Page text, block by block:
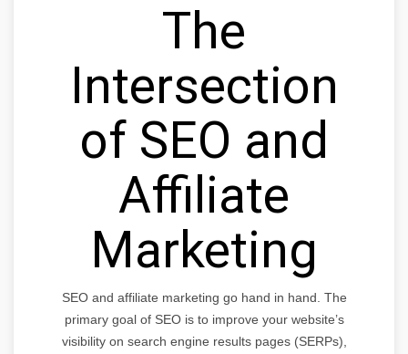
The
Intersection
of SEO and
Affiliate
Marketing
SEO and affiliate marketing go hand in hand. The
primary goal of SEO is to improve your website’s
visibility on search engine results pages (SERPs),